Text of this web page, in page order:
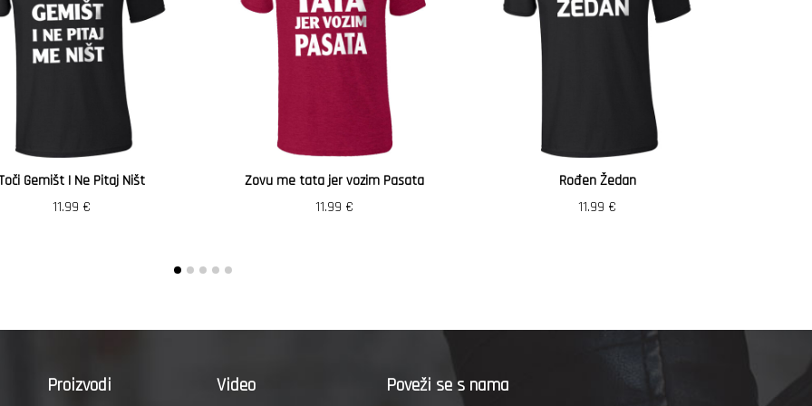
Gemišt I Ne Pitaj Ništ
11.99 €
Zovu me tata jer vozim Pasata
11.99 €
Rođen Žedan
11.99 €
Proizvodi Video Poveži se s nama